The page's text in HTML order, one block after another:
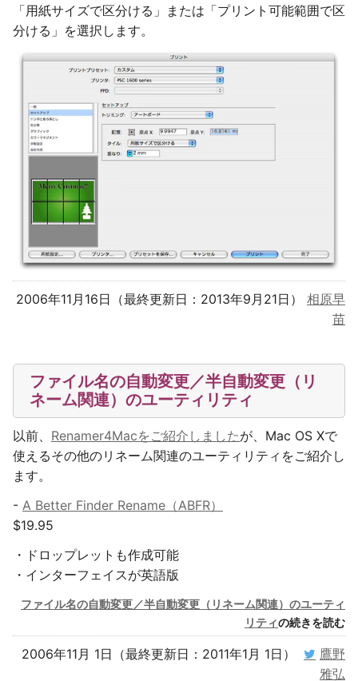
「用紙サイズで区分ける」または「プリント可能範囲で区
分ける」を選択します。
2006年11月16日（最終更新日：2013年9月21日） 相原早
苗
ファイル名の自動変更／半自動変更（リ
ネーム関連）のユーティリティ
以前、 Renamer4Macをご紹介しましたが、Mac OS Xで
使えるその他のリネーム関連のユーティリティをご紹介し
ます。
- A Better Finder Rename（ABFR）
$19.95
・ドロップレットも作成可能
・インターフェイスが英語版
ファイル名の自動変更／半自動変更（リネーム関連）のユーティ
リティの続きを読む
2006年11月 1日（最終更新日：2011年1月 1日）
鷹野
雅弘